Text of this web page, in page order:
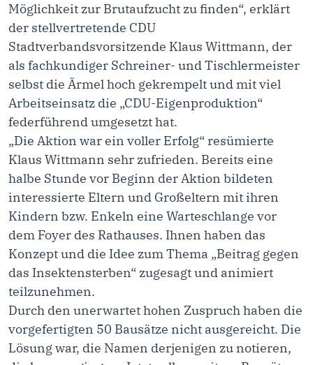
Möglichkeit zur Brutaufzucht zu finden“, erklärt
der stellvertretende CDU
Stadtverbandsvorsitzende Klaus Wittmann, der
als fachkundiger Schreiner- und Tischlermeister
selbst die Ärmel hoch gekrempelt und mit viel
Arbeitseinsatz die „CDU-Eigenproduktion“
federführend umgesetzt hat.
„Die Aktion war ein voller Erfolg“ resümierte
Klaus Wittmann sehr zufrieden. Bereits eine
halbe Stunde vor Beginn der Aktion bildeten
interessierte Eltern und Großeltern mit ihren
Kindern bzw. Enkeln eine Warteschlange vor
dem Foyer des Rathauses. Ihnen haben das
Konzept und die Idee zum Thema „Beitrag gegen
das Insektensterben“ zugesagt und animiert
teilzunehmen.
Durch den unerwartet hohen Zuspruch haben die
vorgefertigten 50 Bausätze nicht ausgereicht. Die
Lösung war, die Namen derjenigen zu notieren,